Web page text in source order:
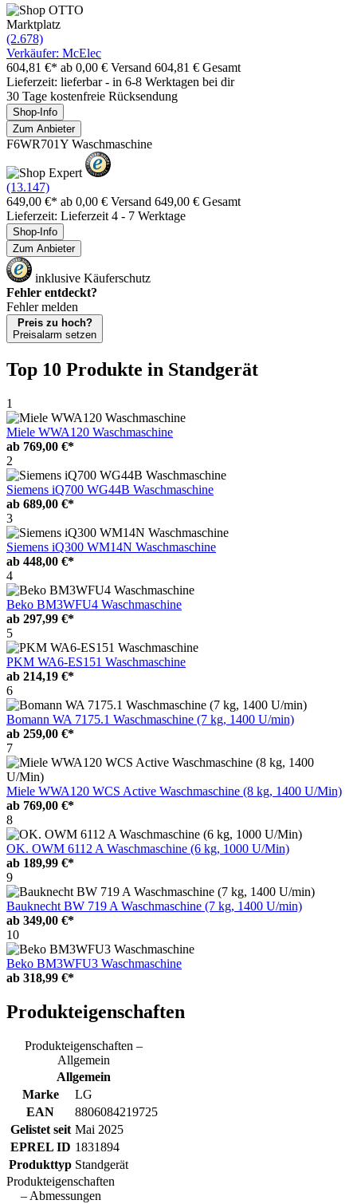
Marktplatz
(2.678)
Verkäufer: McElec
604,81 €* ab 0,00 € Versand 604,81 € Gesamt
Lieferzeit: lieferbar - in 6-8 Werktagen bei dir
30 Tage kostenfreie Rücksendung
Shop-Info
Zum Anbieter
F6WR701Y Waschmaschine
(13.147)
649,00 €* ab 0,00 € Versand 649,00 € Gesamt
Lieferzeit: Lieferzeit 4 - 7 Werktage
Shop-Info
Zum Anbieter
inklusive Käuferschutz
Fehler entdeckt?
Fehler melden
Preis zu hoch?
Preisalarm setzen
Top 10 Produkte in Standgerät
1
Miele WWA120 Waschmaschine
ab 769,00 €*
2
Siemens iQ700 WG44B Waschmaschine
ab 689,00 €*
3
Siemens iQ300 WM14N Waschmaschine
ab 448,00 €*
4
Beko BM3WFU4 Waschmaschine
ab 297,99 €*
5
PKM WA6-ES151 Waschmaschine
ab 214,19 €*
6
Bomann WA 7175.1 Waschmaschine (7 kg, 1400 U/min)
ab 259,00 €*
7
Miele WWA120 WCS Active Waschmaschine (8 kg, 1400 U/Min)
ab 769,00 €*
8
OK. OWM 6112 A Waschmaschine (6 kg, 1000 U/Min)
ab 189,99 €*
9
Bauknecht BW 719 A Waschmaschine (7 kg, 1400 U/min)
ab 349,00 €*
10
Beko BM3WFU3 Waschmaschine
ab 318,99 €*
Produkteigenschaften
Produkteigenschaften –
Allgemein
Allgemein
Marke
LG
EAN
8806084219725
Gelistet seit Mai 2025
EPREL ID 1831894
Produkttyp Standgerät
Produkteigenschaften
– Abmessungen